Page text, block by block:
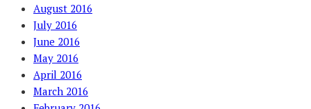
August 2016
July 2016
June 2016
May 2016
April 2016
March 2016